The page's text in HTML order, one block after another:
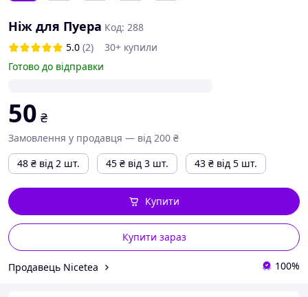
Ніж для Пуера Код: 288
5.0 (2)
30+ купили
Готово до відправки
50 ₴
Замовлення у продавця — від 200 ₴
48 ₴ від 2 шт. 45 ₴ від 3 шт. 43 ₴ від 5 шт.
Купити зараз
Купити
Продавець Nicetea 100%